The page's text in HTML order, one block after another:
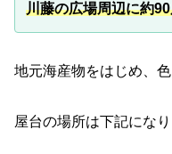
川藤の広場周辺に約
地元海産物をはじめ、
屋台の場所は下記になり